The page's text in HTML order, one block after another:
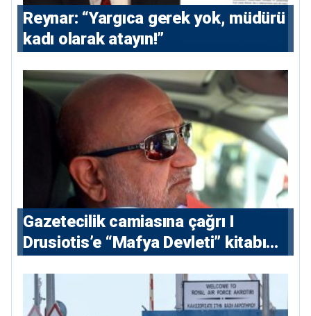
Reynar: “Yargıca gerek yok, müdürü
kadı olarak atayın!”
Gazetecilik camiasına çağrı I
⁠Drusiotis’e “Mafya Devleti” kitabı